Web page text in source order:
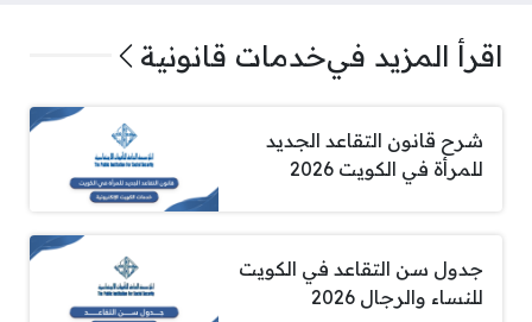
اقرأ المزيد فيخدمات قانونية
شرح قانون التقاعد الجديد
للمرأة في الكويت 2026
جدول سن التقاعد في الكويت
للنساء والرجال 2026